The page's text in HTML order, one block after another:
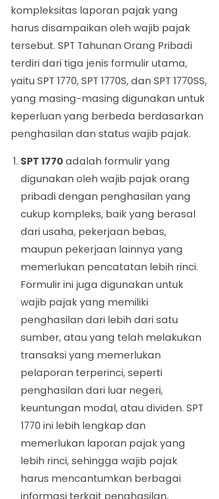
kompleksitas laporan pajak yang
harus disampaikan oleh wajib pajak
tersebut. SPT Tahunan Orang Pribadi
terdiri dari tiga jenis formulir utama,
yaitu SPT 1770, SPT 1770S, dan SPT 1770SS,
yang masing-masing digunakan untuk
keperluan yang berbeda berdasarkan
penghasilan dan status wajib pajak.
SPT 1770 adalah formulir yang
digunakan oleh wajib pajak orang
pribadi dengan penghasilan yang
cukup kompleks, baik yang berasal
dari usaha, pekerjaan bebas,
maupun pekerjaan lainnya yang
memerlukan pencatatan lebih rinci.
Formulir ini juga digunakan untuk
wajib pajak yang memiliki
penghasilan dari lebih dari satu
sumber, atau yang telah melakukan
transaksi yang memerlukan
pelaporan terperinci, seperti
penghasilan dari luar negeri,
keuntungan modal, atau dividen. SPT
1770 ini lebih lengkap dan
memerlukan laporan pajak yang
lebih rinci, sehingga wajib pajak
harus mencantumkan berbagai
informasi terkait penghasilan,